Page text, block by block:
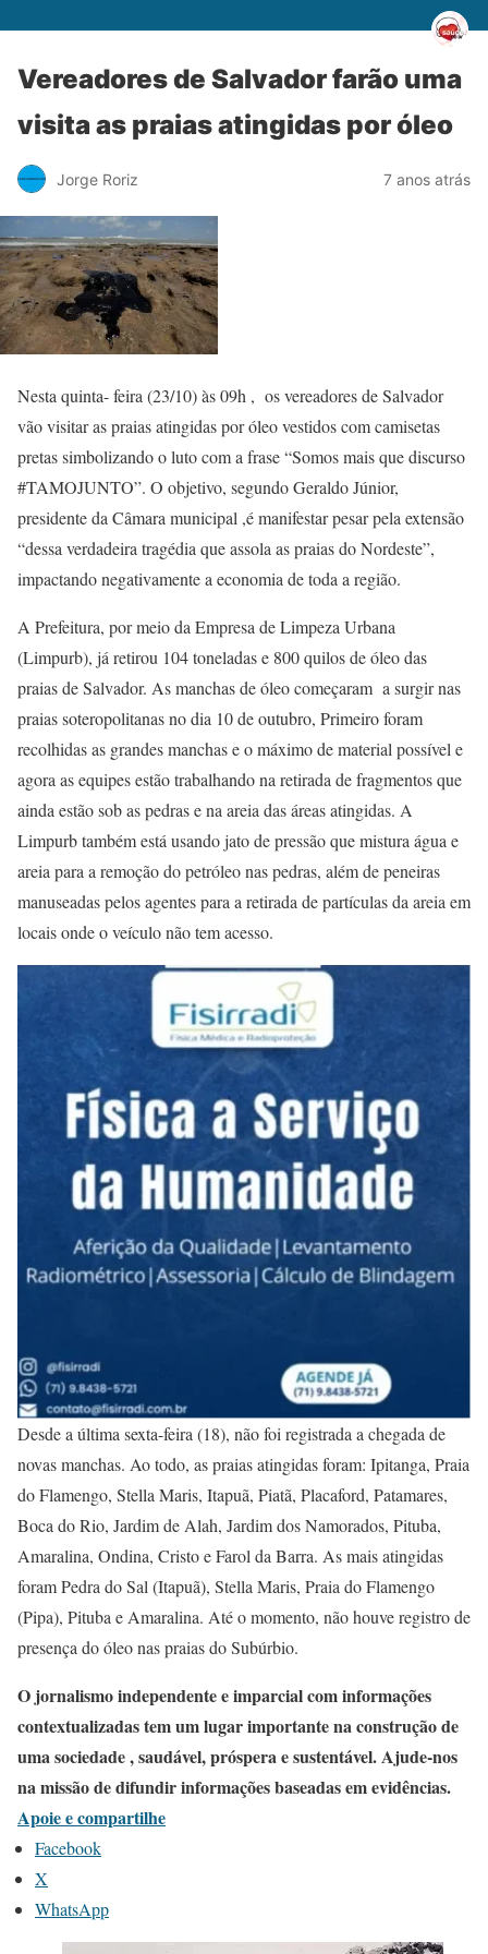
Vereadores de Salvador farão uma
visita as praias atingidas por óleo
Jorge Roriz 7 anos atrás
Nesta quinta- feira (23/10) às 09h , os vereadores de Salvador
vão visitar as praias atingidas por óleo vestidos com camisetas
pretas simbolizando o luto com a frase “Somos mais que discurso
#TAMOJUNTO”. O objetivo, segundo Geraldo Júnior,
presidente da Câmara municipal ,é manifestar pesar pela extensão
“dessa verdadeira tragédia que assola as praias do Nordeste”,
impactando negativamente a economia de toda a região.
A Prefeitura, por meio da Empresa de Limpeza Urbana
(Limpurb), já retirou 104 toneladas e 800 quilos de óleo das
praias de Salvador. As manchas de óleo começaram a surgir nas
praias soteropolitanas no dia 10 de outubro, Primeiro foram
recolhidas as grandes manchas e o máximo de material possível e
agora as equipes estão trabalhando na retirada de fragmentos que
ainda estão sob as pedras e na areia das áreas atingidas. A
Limpurb também está usando jato de pressão que mistura água e
areia para a remoção do petróleo nas pedras, além de peneiras
manuseadas pelos agentes para a retirada de partículas da areia em
locais onde o veículo não tem acesso.
Desde a última sexta-feira (18), não foi registrada a chegada de
novas manchas. Ao todo, as praias atingidas foram: Ipitanga, Praia
do Flamengo, Stella Maris, Itapuã, Piatã, Placaford, Patamares,
Boca do Rio, Jardim de Alah, Jardim dos Namorados, Pituba,
Amaralina, Ondina, Cristo e Farol da Barra. As mais atingidas
foram Pedra do Sal (Itapuã), Stella Maris, Praia do Flamengo
(Pipa), Pituba e Amaralina. Até o momento, não houve registro de
presença do óleo nas praias do Subúrbio.
O jornalismo independente e imparcial com informações
contextualizadas tem um lugar importante na construção de
uma sociedade , saudável, próspera e sustentável. Ajude-nos
na missão de difundir informações baseadas em evidências.
Apoie e compartilhe
Facebook
X
WhatsApp